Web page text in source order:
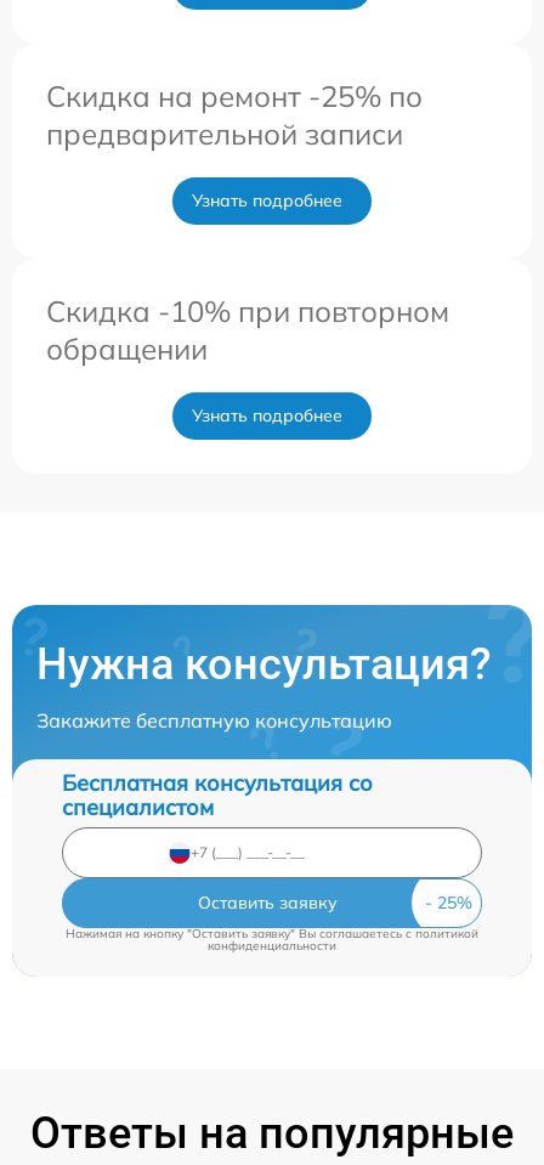
Скидка на ремонт -25% по
предварительной записи
Узнать подробнее
Скидка -10% при повторном
обращении
Узнать подробнее
Нужна консультация?
Закажите бесплатную консультацию
Бесплатная консультация со
специалистом
Оставить заявку
Нажимая на кнопку "Оставить заявку" Вы соглашаетесь cполитикой
конфиденциальности
Ответы на популярные